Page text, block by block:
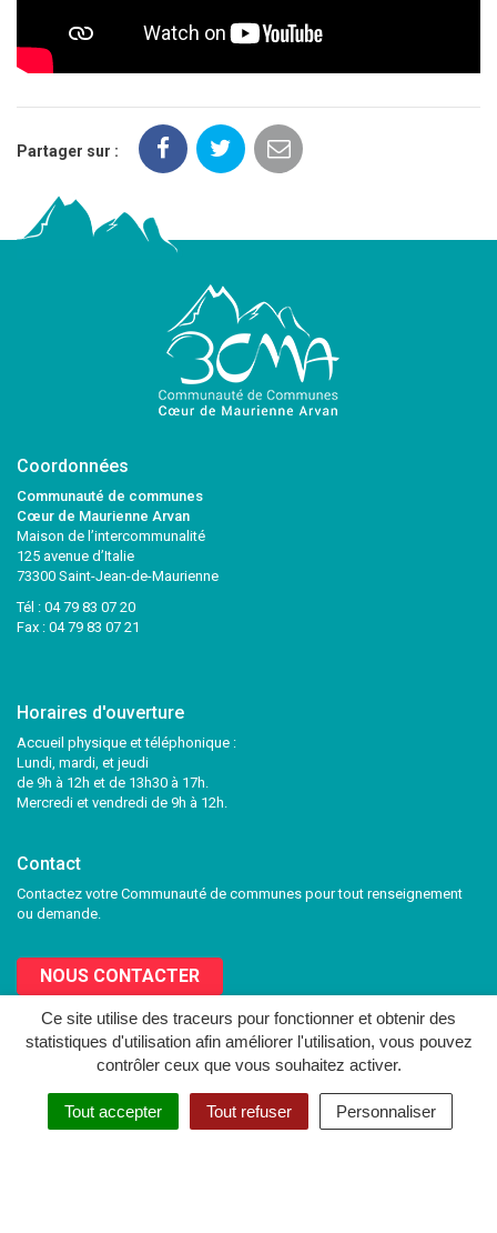
Ce site utilise des traceurs pour fonctionner et obtenir des
statistiques d'utilisation afin améliorer l'utilisation, vous pouvez
contrôler ceux que vous souhaitez activer.
Tout accepter Tout refuser Personnaliser
Partager sur :
Coordonnées
Communauté de communes
Cœur de Maurienne Arvan
Maison de l’intercommunalité
125 avenue d’Italie
73300 Saint-Jean-de-Maurienne
Tél : 04 79 83 07 20
Fax : 04 79 83 07 21
Horaires d'ouverture
Accueil physique et téléphonique :
Lundi, mardi, et jeudi
de 9h à 12h et de 13h30 à 17h.
Mercredi et vendredi de 9h à 12h.
Contact
Contactez votre Communauté de communes pour tout renseignement
ou demande.
NOUS CONTACTER
Lien
vers
le
compte
Facebook
Lien
vers
le
compte
Twitter
MENTIONS LÉGALES PLAN DU SITE CRÉDITS NOUS CONTACTER